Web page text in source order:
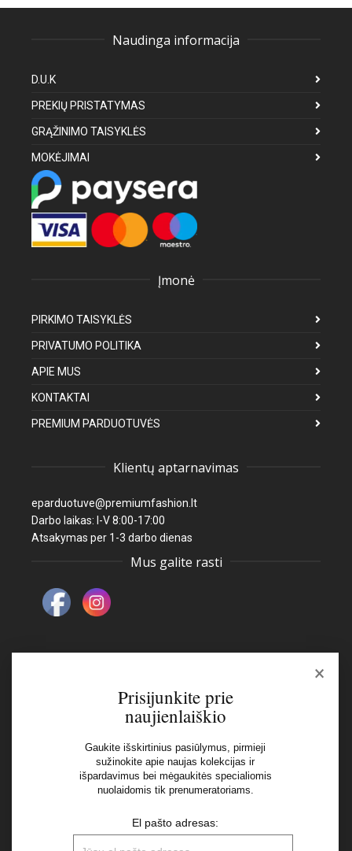
Naudinga informacija
D.U.K
PREKIŲ PRISTATYMAS
GRĄŽINIMO TAISYKLĖS
MOKĖJIMAI
Įmonė
PIRKIMO TAISYKLĖS
PRIVATUMO POLITIKA
APIE MUS
KONTAKTAI
PREMIUM PARDUOTUVĖS
Klientų aptarnavimas
eparduotuve@premiumfashion.lt
Darbo laikas: I-V 8:00-17:00
Atsakymas per 1-3 darbo dienas
Mus galite rasti
Naujienlaiškis
Aš perskaičiau ir sutinku su Privatumo Politikos
×
Prisijunkite prie
naujienlaiškio
Gaukite išskirtinius pasiūlymus, pirmieji
sužinokite apie naujas kolekcijas ir
išpardavimus bei mėgaukitės specialiomis
nuolaidomis tik prenumeratoriams.
El pašto adresas: